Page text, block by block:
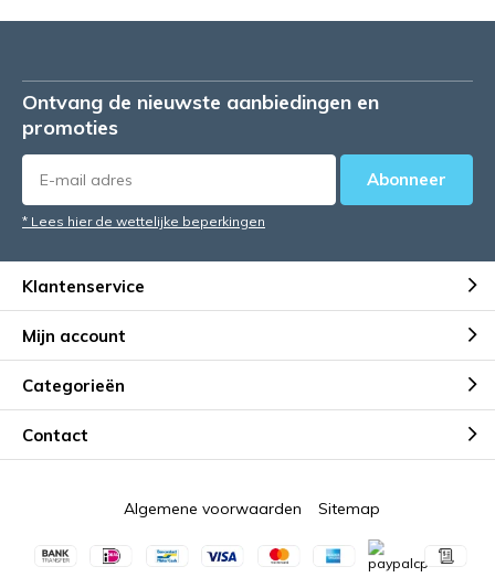
Ontvang de nieuwste aanbiedingen en
promoties
Abonneer
* Lees hier de wettelijke beperkingen
Klantenservice
Mijn account
Categorieën
Contact
Algemene voorwaarden Sitemap